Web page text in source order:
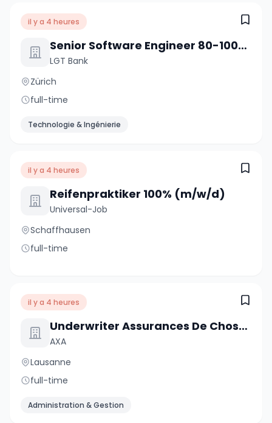
il y a 4 heures
Senior Software Engineer 80-100% (w/m/d)
LGT Bank
Zürich
full-time
Technologie & Ingénierie
il y a 4 heures
Reifenpraktiker 100% (m/w/d)
Universal-Job
Schaffhausen
full-time
il y a 4 heures
Underwriter Assurances De Choses - Clientèle Privée, 50-60%
AXA
Lausanne
full-time
Administration & Gestion